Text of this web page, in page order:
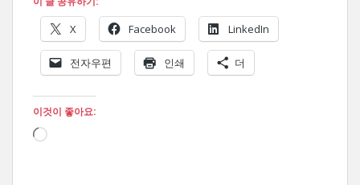
X Facebook LinkedIn
전자우편 인쇄 더
이것이 좋아요:
로